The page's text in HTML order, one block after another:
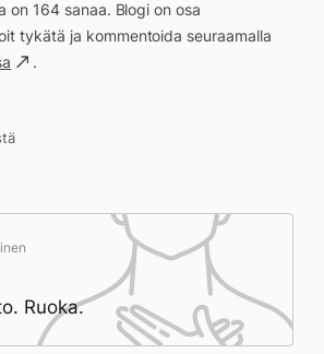
on 164 sanaa. Blogi on osa
tykätä ja kommentoida seuraamalla
.
Ruoka.